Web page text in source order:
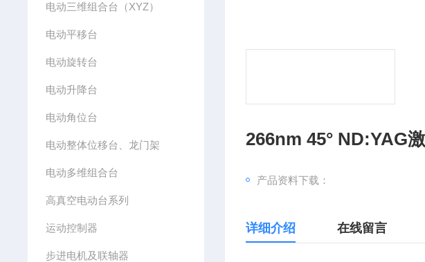
电动三维组合台（XYZ）
电动平移台
电动旋转台
电动升降台
电动角位台
电动整体位移台、龙门架
电动多维组合台
高真空电动台系列
运动控制器
步进电机及联轴器
266nm 45° ND:YAG
产品资料下载：
详细介绍 在线留言